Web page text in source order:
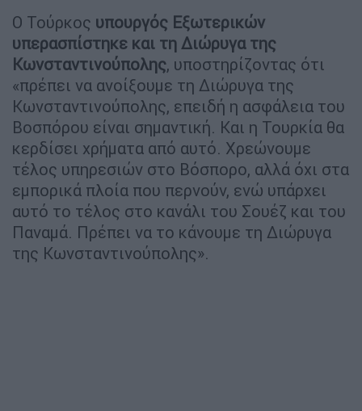
Ο Τούρκος υπουργός Εξωτερικών
υπερασπίστηκε και τη Διώρυγα της
Κωνσταντινούπολης, υποστηρίζοντας ότι
«πρέπει να ανοίξουμε τη Διώρυγα της
Κωνσταντινούπολης, επειδή η ασφάλεια του
Βοσπόρου είναι σημαντική. Και η Τουρκία θα
κερδίσει χρήματα από αυτό. Χρεώνουμε
τέλος υπηρεσιών στο Βόσπορο, αλλά όχι στα
εμπορικά πλοία που περνούν, ενώ υπάρχει
αυτό το τέλος στο κανάλι του Σουέζ και του
Παναμά. Πρέπει να το κάνουμε τη Διώρυγα
της Κωνσταντινούπολης».